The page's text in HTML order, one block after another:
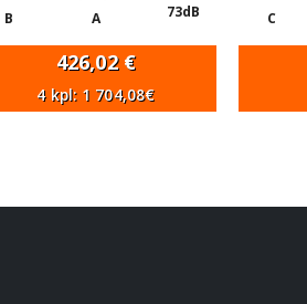
B A 73dB
426,02 €
4 kpl: 1 704,08€
C